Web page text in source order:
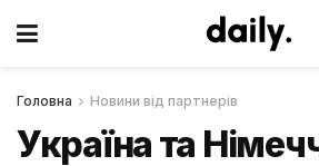
Головна Новини від партнерів
Україна та